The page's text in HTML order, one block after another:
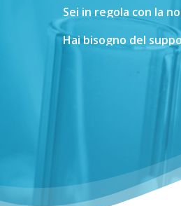
Sei in regola con la
Hai bisogno del